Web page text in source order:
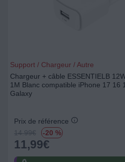
Support / Chargeur / Autre
Chargeur + câble ESSENTIELB
1M Blanc compatible iPhone 17 16
Galaxy
Prix de référence
14.99€ -20 %
11,99€